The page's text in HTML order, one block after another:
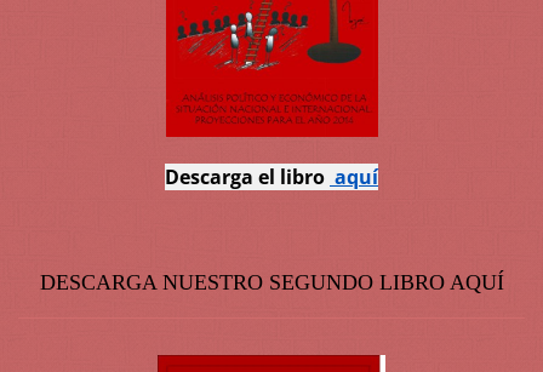
Descarga el libro aquí
DESCARGA NUESTRO SEGUNDO LIBRO AQUÍ